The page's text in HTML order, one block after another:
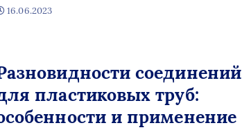
16.06.2023
соединений
пластиковых труб:
и применение